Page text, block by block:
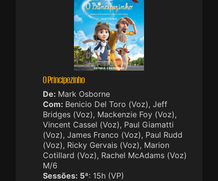
O Principezinho
De: Mark Osborne
Com: Benicio Del Toro (Voz), Jeff
Bridges (Voz), Mackenzie Foy (Voz),
Vincent Cassel (Voz), Paul Giamatti
(Voz), James Franco (Voz), Paul Rudd
(Voz), Ricky Gervais (Voz), Marion
Cotillard (Voz), Rachel McAdams (Voz)
M/6
Sessões: 5ª: 15h (VP)